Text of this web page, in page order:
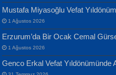
EKREM KARABABA
İsmail Aydos
İnkisar...
Mustafa Miyasoğlu Vefat
1 Ağustos 2026
Erzurum’da Bir Ocak Cemal
1 Ağustos 2026
Genco Erkal Vefat Yıldönümünde